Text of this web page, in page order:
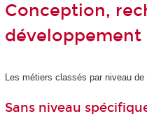
Conception,
développement
Les métiers classés par niveau
Sans niveau